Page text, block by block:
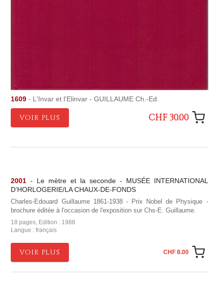
1609 - L'Invar et l'Elinvar - GUILLAUME Ch.-Ed.
VOIR PLUS CHF 30.00
2001 - Le mètre et la seconde - MUSÉE INTERNATIONAL
D’HORLOGERIE/LA CHAUX-DE-FONDS
Charles-Edouard Guillaume 1861-1938 - Prix Nobel de Physique -
brochure éditée à l'occasion de l'exposition sur Chs-E. Guillaume.
18 pages, Edition : 1988
Langue : français
VOIR PLUS CHF 8.00